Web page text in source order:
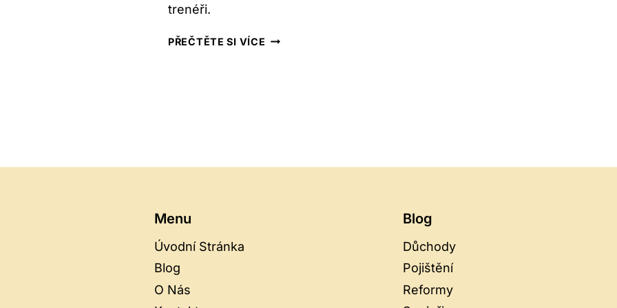
trenéři.
PŘEČTĚTE SI VÍCE KRASOBRUSLENÍ
Menu
Úvodní Stránka
Blog
O Nás
Blog
Důchody
Pojištění
Reformy